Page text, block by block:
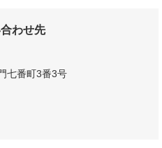
わせ先
七番町3番3号